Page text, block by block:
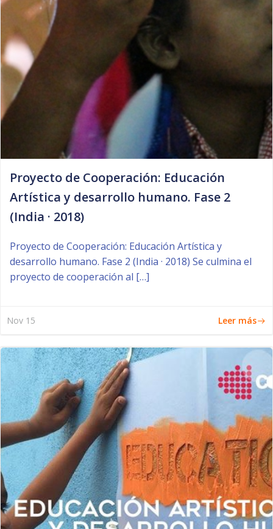
Proyecto de Cooperación: Educación
Artística y desarrollo humano. Fase 2
(India · 2018)
Proyecto de Cooperación: Educación Artística y
desarrollo humano. Fase 2 (India · 2018) Se culmina el
proyecto de cooperación al […]
Nov 15 Leer más